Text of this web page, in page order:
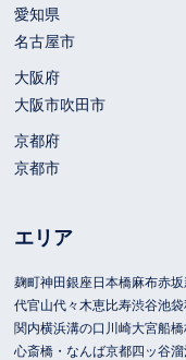
愛知県
名古屋市
大阪府
大阪市吹田市
京都府
京都市
エリア
麹町神田銀座日本橋麻布赤坂
代官山代々木恵比寿渋谷池袋
関内横浜溝の口 川崎大宮船橋
心斎橋・なんば京都四ッ谷